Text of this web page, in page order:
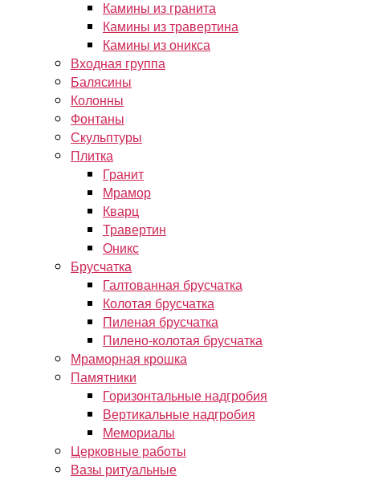
Камины из гранита
Камины из травертина
Камины из оникса
Входная группа
Балясины
Колонны
Фонтаны
Скульптуры
Плитка
Гранит
Мрамор
Кварц
Травертин
Оникс
Брусчатка
Галтованная брусчатка
Колотая брусчатка
Пиленая брусчатка
Пилено-колотая брусчатка
Мраморная крошка
Памятники
Горизонтальные надгробия
Вертикальные надгробия
Мемориалы
Церковные работы
Вазы ритуальные